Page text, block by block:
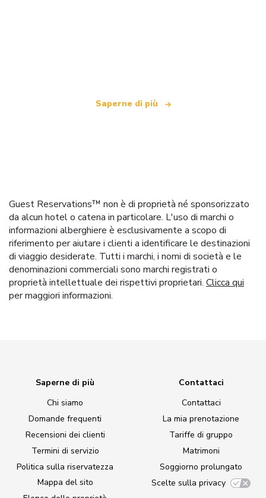
Saperne di più
Guest Reservations™ non è di proprietà né sponsorizzato
da alcun hotel o catena in particolare. L'uso di marchi o
informazioni alberghiere è esclusivamente a scopo di
riferimento per aiutare i clienti a identificare le destinazioni
di viaggio desiderate. Tutti i marchi, i nomi di società e le
denominazioni commerciali sono marchi registrati o
proprietà intellettuale dei rispettivi proprietari. Clicca qui
per maggiori informazioni.
Saperne di più
Chi siamo
Domande frequenti
Recensioni dei clienti
Termini di servizio
Politica sulla riservatezza
Mappa del sito
Contattaci
Contattaci
La mia prenotazione
Tariffe di gruppo
Matrimoni
Soggiorno prolungato
Scelte sulla privacy